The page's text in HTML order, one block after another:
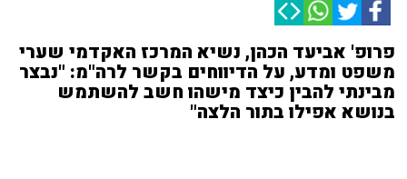
פרופ' אביעד הכהן, נשיא המרכז האקדמי שערי
משפט ומדע, על הדיווחים בקשר לרה"מ: "נבצר
מבינתי להבין כיצד מישהו חשב להשתמש
בנושא אפילו בתור הלצה"